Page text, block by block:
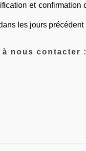
et
les jours
nous contacter :